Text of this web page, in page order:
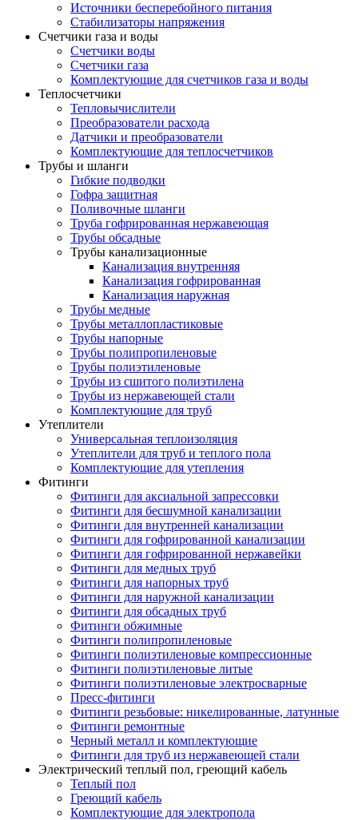
Источники бесперебойного питания
Стабилизаторы напряжения
Счетчики газа и воды
Счетчики воды
Счетчики газа
Комплектующие для счетчиков газа и воды
Теплосчетчики
Тепловычислители
Преобразователи расхода
Датчики и преобразователи
Комплектующие для теплосчетчиков
Трубы и шланги
Гибкие подводки
Гофра защитная
Поливочные шланги
Труба гофрированная нержавеющая
Трубы обсадные
Трубы канализационные
Канализация внутренняя
Канализация гофрированная
Канализация наружная
Трубы медные
Трубы металлопластиковые
Трубы напорные
Трубы полипропиленовые
Трубы полиэтиленовые
Трубы из сшитого полиэтилена
Трубы из нержавеющей стали
Комплектующие для труб
Утеплители
Универсальная теплоизоляция
Утеплители для труб и теплого пола
Комплектующие для утепления
Фитинги
Фитинги для аксиальной запрессовки
Фитинги для бесшумной канализации
Фитинги для внутренней канализации
Фитинги для гофрированной канализации
Фитинги для гофрированной нержавейки
Фитинги для медных труб
Фитинги для напорных труб
Фитинги для наружной канализации
Фитинги для обсадных труб
Фитинги обжимные
Фитинги полипропиленовые
Фитинги полиэтиленовые компрессионные
Фитинги полиэтиленовые литые
Фитинги полиэтиленовые электросварные
Пресс-фитинги
Фитинги резьбовые: никелированные, латунные
Фитинги ремонтные
Черный металл и комплектующие
Фитинги для труб из нержавеющей стали
Электрический теплый пол, греющий кабель
Теплый пол
Греющий кабель
Комплектующие для электропола